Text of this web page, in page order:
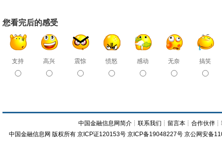
您看完后的感受
支持 高兴 震惊 愤怒 感动 无奈 搞笑
中国金融信息网简介 ┊联系我们 ┊ 留言本 ┊合作伙伴 ┊
中国金融信息网 版权所有 京ICP证120153号 京ICP备19048227号 京公网安备